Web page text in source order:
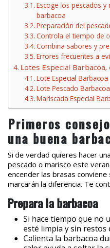
Escoge los pescados
barbacoa
Preparación del
Controla el tiempo de
Combina sabores y
Errores frecuentes a
Lotes Especial
Lote Especial Barbacoa
Lote Pescado Barbacoa
Mariscada Especial
Primeros
una buena
Si de verdad quieres hacer
pescado o marisco este
encender las brasas
marcarán la diferencia. Te
Prepara la barbacoa
Si hace tiempo que no
esté limpia y sin
Calienta la barbacoa